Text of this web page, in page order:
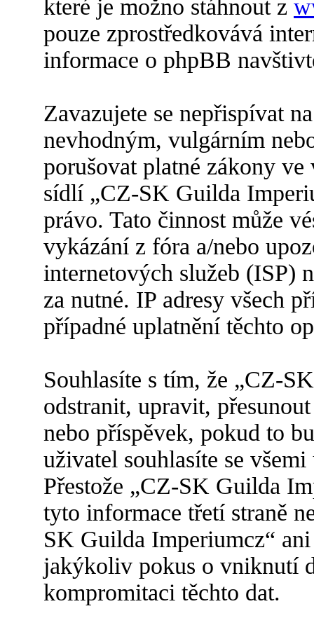
které je možno stáhnout z
pouze zprostředkovává
informace o phpBB
Zavazujete se nepřispívat
nevhodným, vulgárním
porušovat platné zákony
sídlí „CZ-SK Guilda
právo. Tato činnost může
vykázání z fóra a/nebo
internetových služeb (ISP)
za nutné. IP adresy všech
případné uplatnění těchto
Souhlasíte s tím, že „CZ-
odstranit, upravit,
nebo příspěvek, pokud to
uživatel souhlasíte se
Přestože „CZ-SK Guilda
tyto informace třetí straně
SK Guilda Imperiumcz“
jakýkoliv pokus o vniknutí
kompromitaci těchto dat.